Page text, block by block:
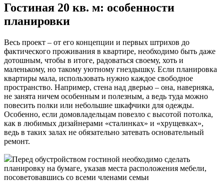
Гостиная 20 кв. м: особенности
планировки
Весь проект – от его концепции и первых штрихов до
фактического проживания в квартире, необходимо быть даже
дотошным, чтобы в итоге, радоваться своему, хоть и
маленькому, но такому уютному гнездышку. Если планировка
квартиры мала, использовать нужно каждое свободное
пространство. Например, стена над дверью – она, наверняка,
не занята ничем особенным и полезным, а ведь туда можно
повесить полки или небольшие шкафчики для одежды.
Особенно, если домовладельцам повезло с высотой потолка,
как в любимых дизайнерами «сталинках» и «хрущевках»,
ведь в таких залах не обязательно затевать основательный
ремонт.
Перед обустройством гостиной необходимо сделать
планировку на бумаге, указав места расположения мебели,
посоветовавшись со всеми членами семьи